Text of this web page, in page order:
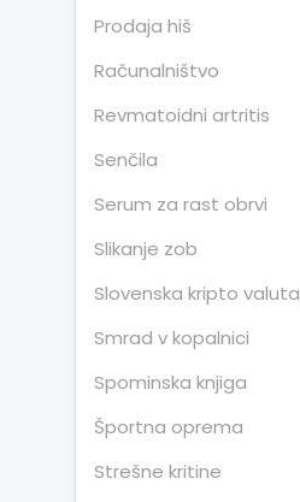
Prodaja hiš
Računalništvo
Revmatoidni artritis
Senčila
Serum za rast obrvi
Slikanje zob
Slovenska kripto valuta
Smrad v kopalnici
Spominska knjiga
Športna oprema
Strešne kritine